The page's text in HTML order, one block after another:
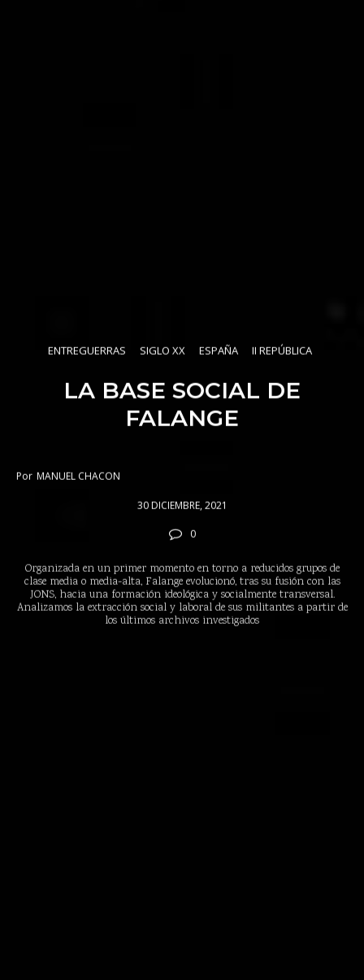
ENTREGUERRAS SIGLO XX ESPAÑA II REPÚBLICA
LA BASE SOCIAL DE
FALANGE
Por MANUEL CHACON
30 DICIEMBRE, 2021
0
Organizada en un primer momento en torno a reducidos grupos de
clase media o media-alta, Falange evolucionó, tras su fusión con las
JONS, hacia una formación ideológica y socialmente transversal.
Analizamos la extracción social y laboral de sus militantes a partir de
los últimos archivos investigados